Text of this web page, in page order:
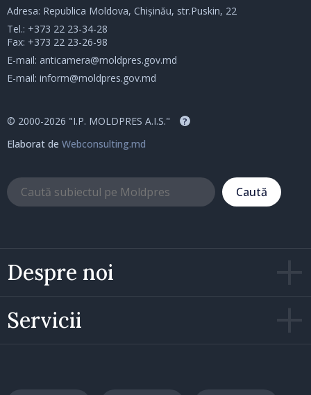
Despre noi
Servicii
Adresa: Republica Moldova, Chișinău, str.Puskin, 22
Tel.: +373 22 23-34-28
Fax: +373 22 23-26-98
E-mail: anticamera@moldpres.gov.md
E-mail: inform@moldpres.gov.md
© 2000-2026 "I.P. MOLDPRES A.I.S." ?
Elaborat de Webconsulting.md
Caută